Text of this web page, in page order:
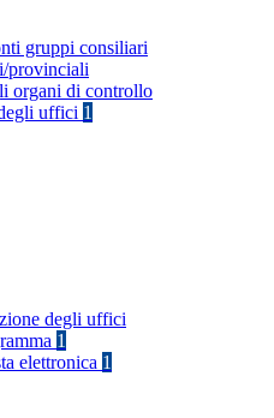
gruppi consiliari
provinciali
organi di controllo
uffici 1
degli uffici
1
elettronica 1